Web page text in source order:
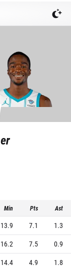
Min Pts Ast
13.9 7.1
1.3
16.2 7.5
0.9
14.4 4.9
1.8